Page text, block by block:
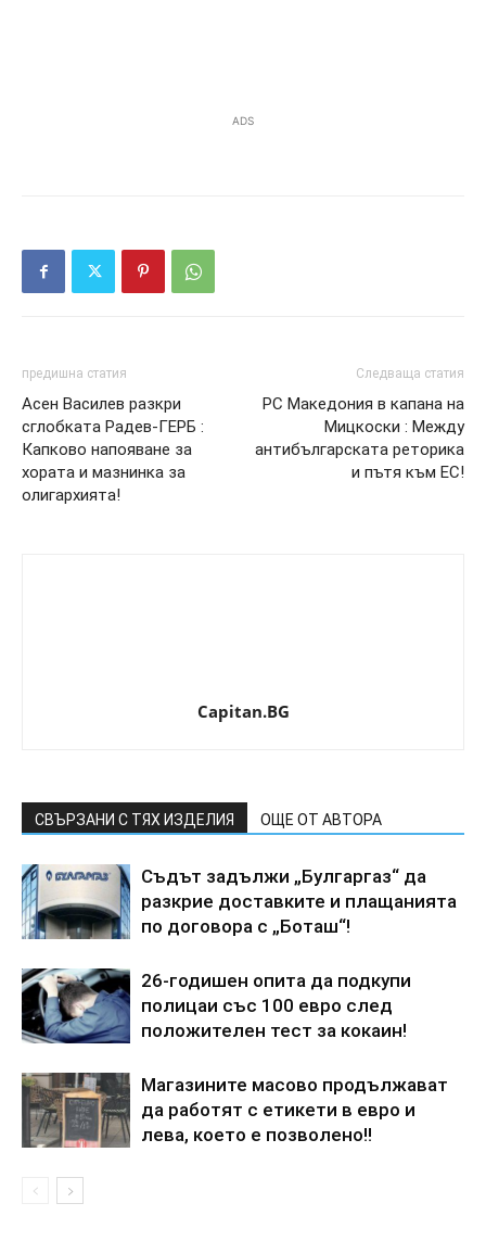
ADS
предишна статия
Асен Василев разкри
сглобката Радев-ГЕРБ :
Капково напояване за
хората и мазнинка за
олигархията!
Следваща статия
РС Македония в капана на
Мицкоски : Между
антибългарската реторика
и пътя към ЕС!
Capitan.BG
СВЪРЗАНИ С ТЯХ ИЗДЕЛИЯ ОЩЕ ОТ АВТОРА
Съдът задължи „Булгаргаз“ да
разкрие доставките и плащанията
по договора с „Боташ“!
26-годишен опита да подкупи
полицаи със 100 евро след
положителен тест за кокаин!
Магазините масово продължават
да работят с етикети в евро и
лева, което е позволено!!